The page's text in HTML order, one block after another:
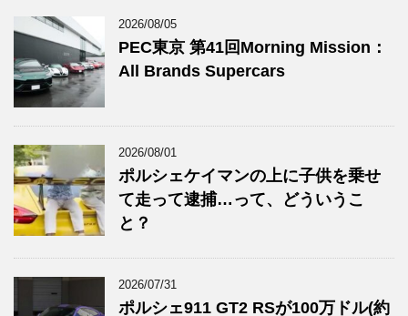
2026/08/05
PEC東京 第41回Morning Mission：
All Brands Supercars
2026/08/01
ポルシェケイマンの上に子供を乗せ
て走って逮捕…って、どういうこ
と？
2026/07/31
ポルシェ911 GT2 RSが100万ドル(約